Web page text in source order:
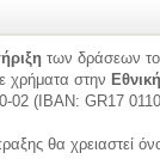
των δράσεων
χρήματα στην
02 (ΙΒΑΝ: GR17
θα χρειαστεί